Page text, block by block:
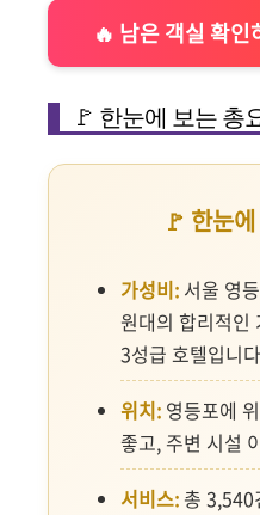
🔥 남은 객실 확
🚩 한눈에 보는 총
🚩 한눈
가성비: 서울 영
원대의 합리적인
3성급 호텔입니
위치: 영등포에
좋고, 주변 시설
서비스: 총 3,540